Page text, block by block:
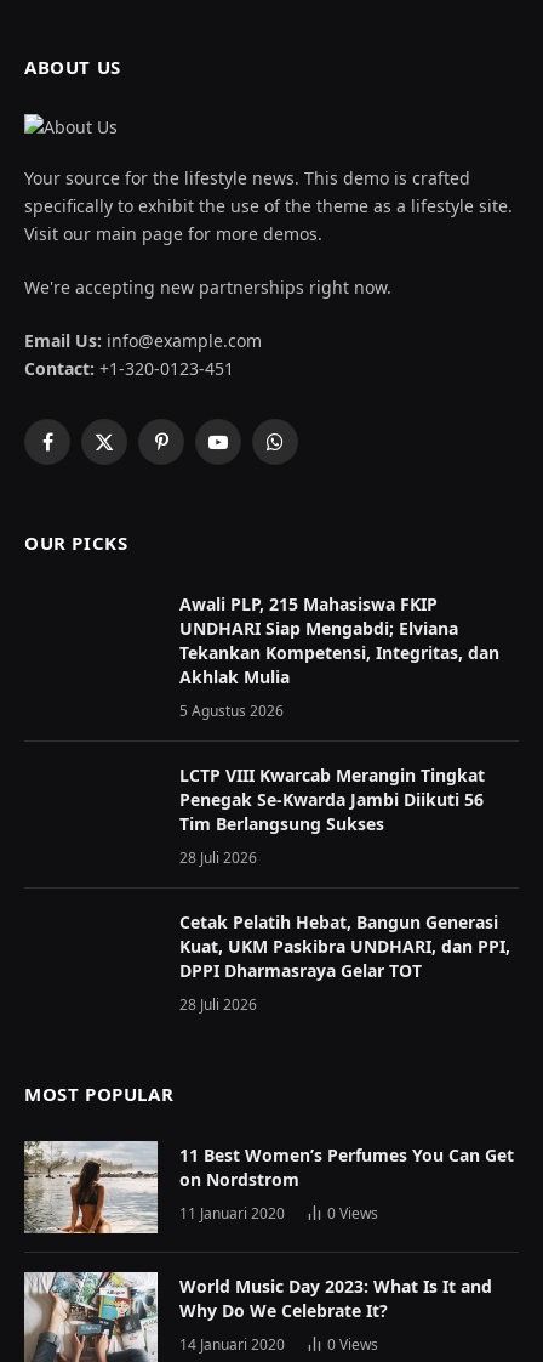
ABOUT US
Your source for the lifestyle news. This demo is crafted
specifically to exhibit the use of the theme as a lifestyle site.
Visit our main page for more demos.
We're accepting new partnerships right now.
Email Us: info@example.com
Contact: +1-320-0123-451
Facebook
X
PinterestYouTubeWhatsApp
OUR PICKS
Awali PLP, 215 Mahasiswa FKIP
UNDHARI Siap Mengabdi; Elviana
Tekankan Kompetensi, Integritas, dan
Akhlak Mulia
5 Agustus 2026
LCTP VIII Kwarcab Merangin Tingkat
Penegak Se-Kwarda Jambi Diikuti 56
Tim Berlangsung Sukses
28 Juli 2026
Cetak Pelatih Hebat, Bangun Generasi
Kuat, UKM Paskibra UNDHARI, dan PPI,
DPPI Dharmasraya Gelar TOT
28 Juli 2026
MOST POPULAR
11 Best Women’s Perfumes You Can Get
on Nordstrom
11 Januari 2020 0Views
World Music Day 2023: What Is It and
Why Do We Celebrate It?
14 Januari 2020 0Views